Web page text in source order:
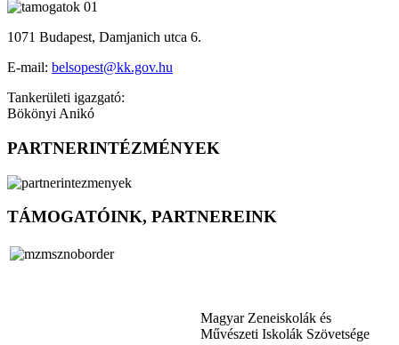
1071 Budapest, Damjanich utca 6.
E-mail: belsopest@kk.gov.hu
Tankerületi igazgató:
Bökönyi Anikó
PARTNERINTÉZMÉNYEK
TÁMOGATÓINK, PARTNEREINK
Magyar Zeneiskolák és
Művészeti Iskolák Szövetsége